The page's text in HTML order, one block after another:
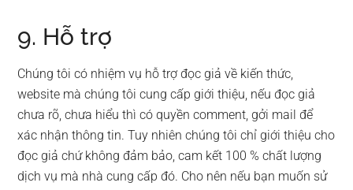
9. Hỗ trợ
Chúng tôi có nhiệm vụ hỗ trợ đọc giả về kiến thức,
website mà chúng tôi cung cấp giới thiệu, nếu đọc giả
chưa rõ, chưa hiểu thì có quyền comment, gởi mail để
xác nhận thông tin. Tuy nhiên chúng tôi chỉ giới thiệu cho
đọc giả chứ không đảm bảo, cam kết 100 % chất lượng
dịch vụ mà nhà cung cấp đó. Cho nên nếu bạn muốn sử